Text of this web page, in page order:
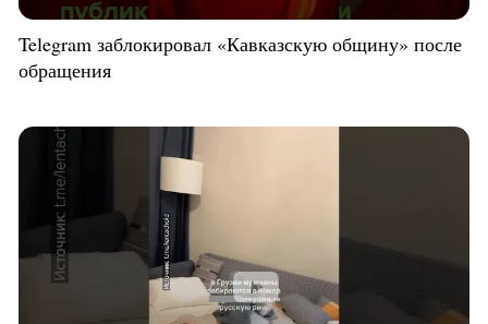
Telegram заблокировал «Кавказскую общину» после
обращения